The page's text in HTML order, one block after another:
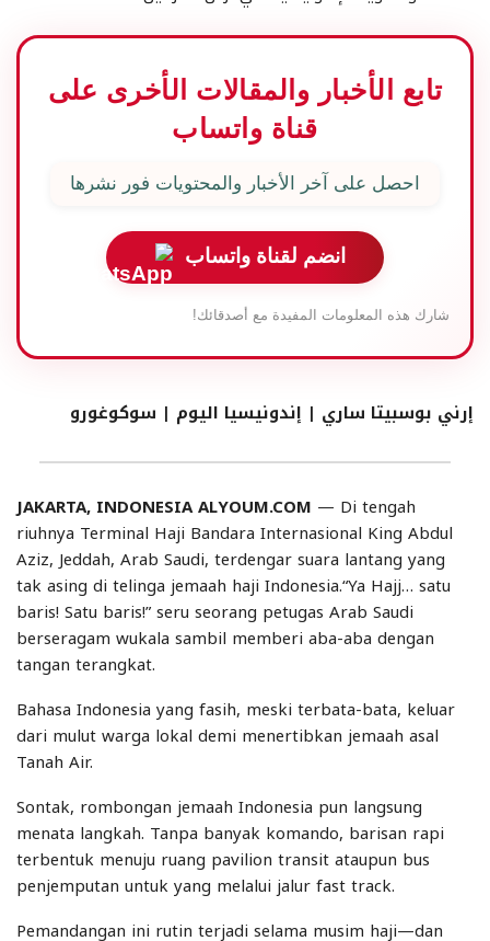
تابع الأخبار والمقالات الأخرى على
قناة واتساب
احصل على آخر الأخبار والمحتويات فور نشرها
انضم لقناة واتساب
شارك هذه المعلومات المفيدة مع أصدقائك!
إرني بوسبيتا ساري | إندونيسيا اليوم | سوكوغورو
JAKARTA, INDONESIA ALYOUM.COM — Di tengah
riuhnya Terminal Haji Bandara Internasional King Abdul
Aziz, Jeddah, Arab Saudi, terdengar suara lantang yang
tak asing di telinga jemaah haji Indonesia.“Ya Hajj… satu
baris! Satu baris!” seru seorang petugas Arab Saudi
berseragam wukala sambil memberi aba-aba dengan
tangan terangkat.
Bahasa Indonesia yang fasih, meski terbata-bata, keluar
dari mulut warga lokal demi menertibkan jemaah asal
Tanah Air.
Sontak, rombongan jemaah Indonesia pun langsung
menata langkah. Tanpa banyak komando, barisan rapi
terbentuk menuju ruang pavilion transit ataupun bus
penjemputan untuk yang melalui jalur fast track.
Pemandangan ini rutin terjadi selama musim haji—dan